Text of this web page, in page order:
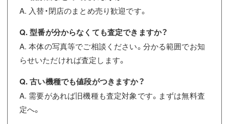
A. 入替・閉店のまとめ売り歓迎です。
Q. 型番が分からなくても査定できますか？
A. 本体の写真等でご相談ください。分かる範囲でお知
らせいただければ査定します。
Q. 古い機種でも値段がつきますか？
A. 需要があれば旧機種も査定対象です。まずは無料査
定へ。